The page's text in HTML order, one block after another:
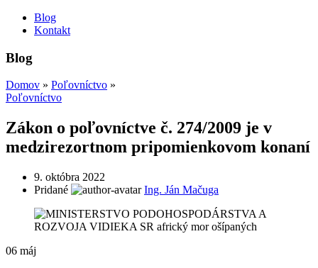
Blog
Kontakt
Blog
Domov » Poľovníctvo »
Poľovníctvo
Zákon o poľovníctve č. 274/2009 je v
medzirezortnom pripomienkovom konaní
9. októbra 2022
Pridané
Ing. Ján Mačuga
06 máj